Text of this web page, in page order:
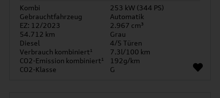
Kombi
253 kW (344 PS)
Gebrauchtfahrzeug
Automatik
EZ: 12/2023
2.967 cm³
54.712 km
Grau
Diesel
4/5 Türen
Verbrauch kombiniert¹
7.3l/100 km
CO2-Emission kombiniert¹
192g/km
CO2-Klasse
G